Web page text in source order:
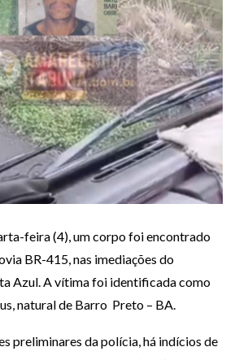
feira (4), um corpo foi encontrado
BR-415, nas imediações do
Azul. A vítima foi identificada como
natural de Barro Preto – BA.
preliminares da polícia, há indícios de